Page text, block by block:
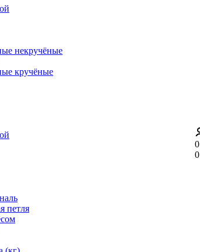
некручёные
кручёные
петля
0
0